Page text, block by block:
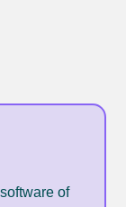
of